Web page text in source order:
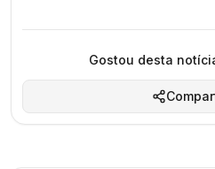
Gostou desta